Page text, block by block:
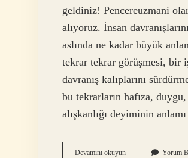
geldiniz! Pencereuzmani
alıyoruz. İnsan
aslında ne kadar büyük
tekrar tekrar görüşmesi, bir
davranış kalıplarını
bu tekrarların hafıza,
alışkanlığı deyiminin
Devamını okuyunAyak
Yorum